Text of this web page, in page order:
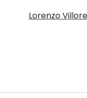
Lorenzo